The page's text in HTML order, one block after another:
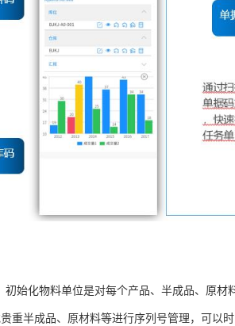
初始化物料单位是对每个产品、半成品、原材
重半成品、原材料等进行序列号管理，可以时